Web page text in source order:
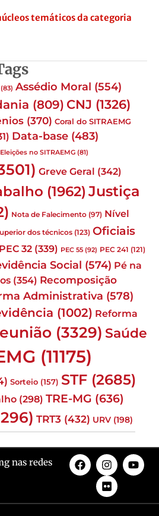
temáticos da categoria
(83) Assédio Moral (554)
(809) CNJ (1326)
(370) Coral do SITRAEMG
Data-base (483)
Eleições no SITRAEMG (81)
Greve Geral (342)
(1962) Justiça
Nota de Falecimento (97) Nível
dos técnicos (123) Oficiais
PEC 32 (339) PEC 55 (92) PEC 241 (121)
Social (574) Pé na
(354) Recomposição
Administrativa (578)
(1002) Reforma
(3329) Saúde
(11175)
Sorteio (157) STF (2685)
(298) TRE-MG (636)
TRT3 (432) URV (198)
nas redes